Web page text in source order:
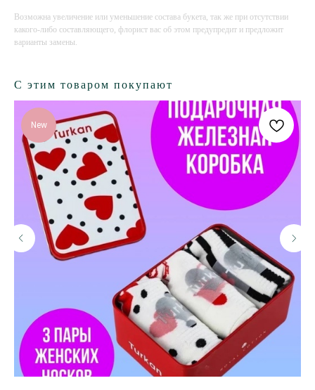
Возможна увеличение или уменьшение состава букета, так же при отсутствии
какого-либо составляющего, флорист вас об этом предупредит и предложит
варианты замены.
С этим товаром покупают
New